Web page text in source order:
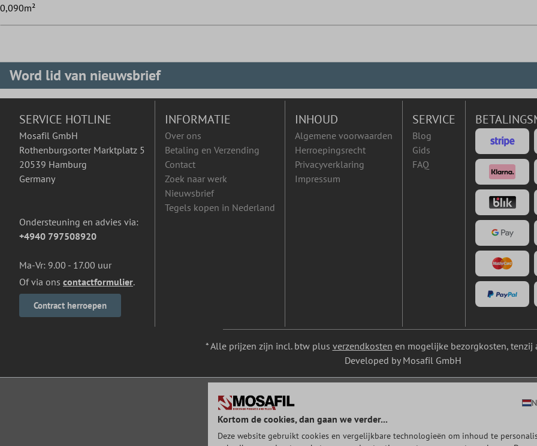
0,090m²
Word lid van nieuwsbrief
SERVICE HOTLINE
Mosafil GmbH
Rothenburgsorter Marktplatz 5
20539 Hamburg
Germany
Ondersteuning en advies via:
+4940 797508920
Ma-Vr: 9.00 - 17.00 uur
Of via ons contactformulier.
Contract herroepen
INFORMATIE
Over ons
Betaling en Verzending
Contact
Zoek naar werk
Nieuwsbrief
Tegels kopen in Nederland
INHOUD
Algemene voorwaarden
Herroepingsrecht
Privacyverklaring
Impressum
SERVICE
Blog
Gids
FAQ
* Alle prijzen zijn incl. btw plus verzendkosten en mogelijke bezorgkosten, tenzij
Developed by Mosafil GmbH
Kortom de cookies, dan gaan we verder...
Deze website gebruikt cookies en vergelijkbare technologieën om inhoud te